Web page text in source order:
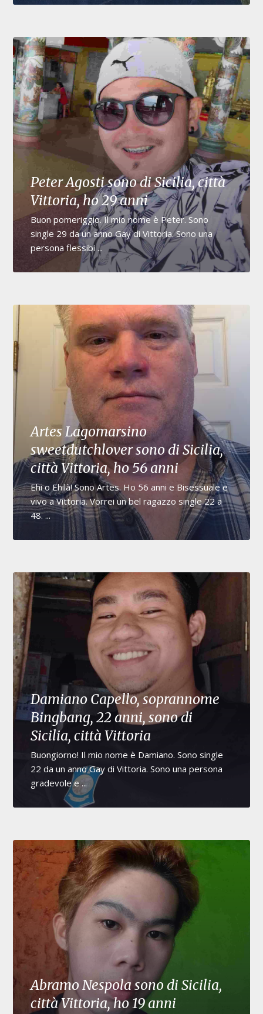
Peter Agosti sono di Sicilia, città
Vittoria, ho 29 anni
Buon pomeriggio. Il mio nome è Peter. Sono
single 29 da un anno Gay di Vittoria. Sono una
persona flessibi ...
Artes Lagomarsino
sweetdutchlover sono di Sicilia,
città Vittoria, ho 56 anni
Ehi o Ehilà! Sono Artes. Ho 56 anni e Bisessuale e
vivo a Vittoria. Vorrei un bel ragazzo single 22 a
48. ...
Damiano Capello, soprannome
Bingbang, 22 anni, sono di
Sicilia, città Vittoria
Buongiorno! Il mio nome è Damiano. Sono single
22 da un anno Gay di Vittoria. Sono una persona
gradevole e ...
Abramo Nespola sono di Sicilia,
città Vittoria, ho 19 anni